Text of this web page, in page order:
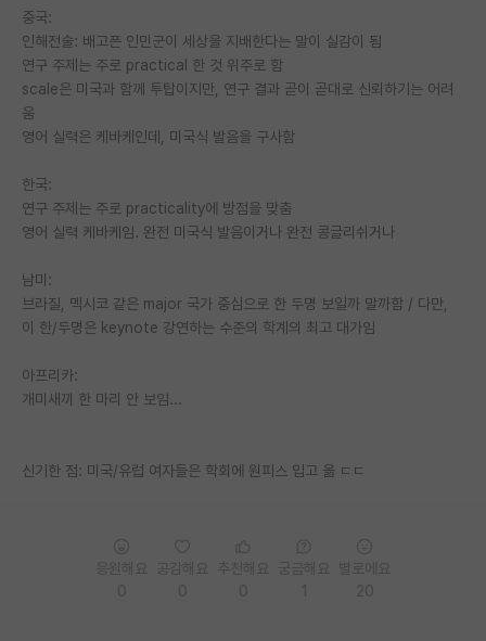
홍보 게시판
커리어
이벤트
반도체 아카데미
재팬라운지 🌸
중국:
인해전술: 배고픈 인민군이 세상을 지배한다는 말이 실감이 됨
연구 주제는 주로 practical 한 것 위주로 함
scale은 미국과 함께 투탑이지만, 연구 결과 곧이 곧대로 신뢰하기는 어려
움
영어 실력은 케바케인데, 미국식 발음을 구사함
한국:
연구 주제는 주로 practicality에 방점을 맞춤
영어 실력 케바케임. 완전 미국식 발음이거나 완전 콩글리쉬거나
남미:
브라질, 멕시코 같은 major 국가 중심으로 한 두명 보일까 말까함 / 다만,
이 한/두명은 keynote 강연하는 수준의 학계의 최고 대가임
아프리카:
개미새끼 한 마리 안 보임...
신기한 점: 미국/유럽 여자들은 학회에 원피스 입고 옮 ㄷㄷ